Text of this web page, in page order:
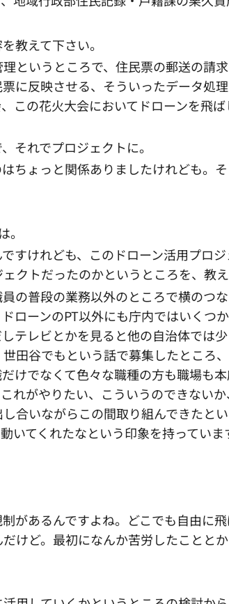
教えて下さい。
というところで、住民票の郵送の請
に反映させる、そういったデータ処
この花火大会においてドローンを飛
それでプロジェクトに。
ちょっと関係ありましたけれども。
すけれども、このドローン活用プロ
クトだったのかというところを、教
の普段の業務以外のところで横のつ
ローンのPT以外にも庁内ではいくつ
テレビとかを見ると他の自治体では
田谷でもという話で募集したところ
けでなくて色々な職種の方も職場も
れがやりたい、こういうのできない
合いながらこの間取り組んできたと
いてくれたなという印象を持っていま
があるんですよね。どこでも自由に
けど。最初になんか苦労したことと